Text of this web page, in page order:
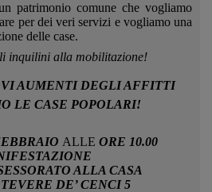
patrimonio comune che vogliamo
per dei veri servizi e vogliamo una
delle case.
inquilini alla mobilitazione!
AUMENTI DEGLI AFFITTI
LE CASE POPOLARI!
ALLE ORE 10.00
ALLA CASA
DE’ CENCI 5